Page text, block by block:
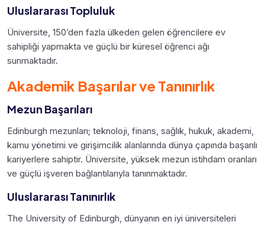
Uluslararası Topluluk
Üniversite, 150’den fazla ülkeden gelen öğrencilere ev
sahipliği yapmakta ve güçlü bir küresel öğrenci ağı
sunmaktadır.
Akademik Başarılar ve Tanınırlık
Mezun Başarıları
Edinburgh mezunları; teknoloji, finans, sağlık, hukuk, akademi,
kamu yönetimi ve girişimcilik alanlarında dünya çapında başarılı
kariyerlere sahiptir. Üniversite, yüksek mezun istihdam oranları
ve güçlü işveren bağlantılarıyla tanınmaktadır.
Uluslararası Tanınırlık
The University of Edinburgh, dünyanın en iyi üniversiteleri